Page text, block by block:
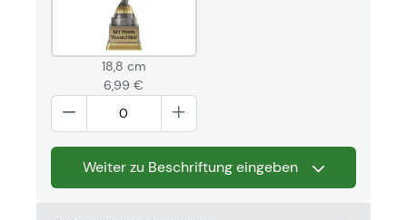
18,8 cm
6,99 €
Weiter zu Beschriftung eingeben